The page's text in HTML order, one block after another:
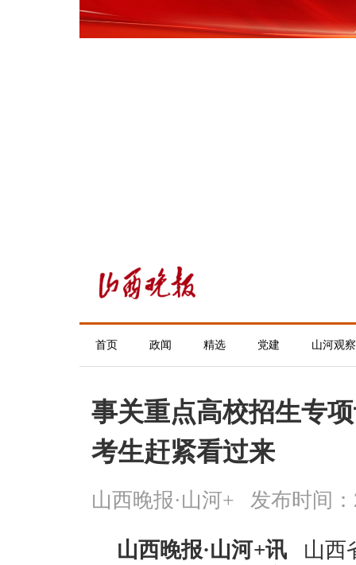
首页 政闻 精选 党建 山河观察
事关重点高校招生专
考生赶紧看过来
山西晚报·山河+ 发布时间：
山西晚报·山河+讯
山西